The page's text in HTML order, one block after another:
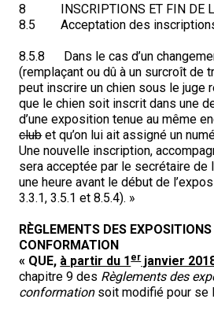
Corgi gallois (Cardigan)
Corgi gallois (Pembroke)
Pumi
Lapphund suédois
Rhodesian ridgeback
Lévrier persan
Shikoku
Whippet
Chien nu du Pérou (Perro Sin Pelo
Épagneul des champs
Épagneul français
Épagneul d’eau irlandais
Épagneul Sussex
Épagneul springer gallois
Spinone italiano
Vizsla à poil lisse
Terrier wheaten à poil doux
Bull terrier du Staffordshire
Terrier gallois
Terrier blanc du West Highland
Mâtin napolitain
Terre-Neuve
Chien d’eau portugais
Rottweiler
Samoyède
Schnauzer (géant)
Schnauzer (standard)
8 INSCRIPTIONS ET FIN DE
8.5 Acceptation des
8.5.8 Dans le cas d’un
(remplaçant ou dû à un surcroît de
peut inscrire un chien sous le juge
que le chien soit inscrit dans une
d’une exposition tenue au même
clubet qu’on lui ait assigné un
Une nouvelle inscription,
sera acceptée par le secrétaire de
une heure avant le début de
3.3.1, 3.5.1 et 8.5.4). »
RÈGLEMENTS DES EXPOSITIONS
CONFORMATION
« QUE, à partir du 1erjanvier
chapitre 9 des Règlements des
conformationsoit modifié pour se